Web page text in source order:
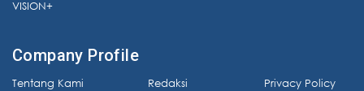
VISION+
Company Profile
Tentang Kami
Redaksi
Privacy Policy